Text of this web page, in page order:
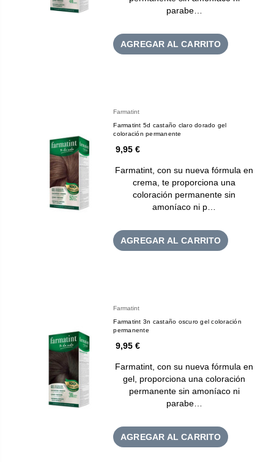
parabe…
AGREGAR AL CARRITO
Farmatint
Farmatint 5d castaño claro dorado gel
coloración permanente
9,95 €
Farmatint, con su nueva fórmula en
crema, te proporciona una
coloración permanente sin
amoníaco ni p…
AGREGAR AL CARRITO
Farmatint
Farmatint 3n castaño oscuro gel coloración
permanente
9,95 €
Farmatint, con su nueva fórmula en
gel, proporciona una coloración
permanente sin amoníaco ni
parabe…
AGREGAR AL CARRITO